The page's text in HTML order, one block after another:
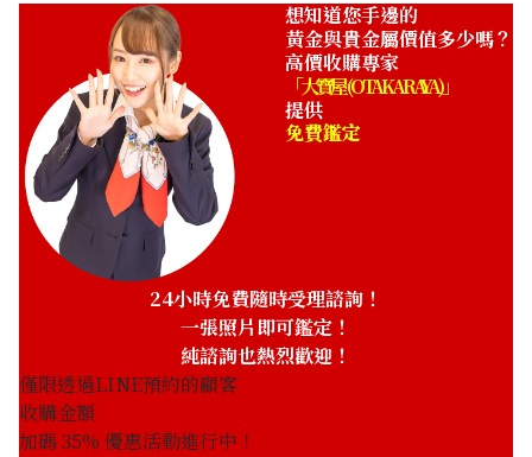
想知道您手邊的
黃金與貴金屬價值多少嗎？
高價收購專家
「大寶屋 (OTAKARAYA)」
提供
免費鑑定
24小時免費隨時受理諮詢！
一張照片即可鑑定！
純諮詢也熱烈歡迎！
僅限透過LINE預約的顧客
收購金額
加碼35% 優惠活動進行中！